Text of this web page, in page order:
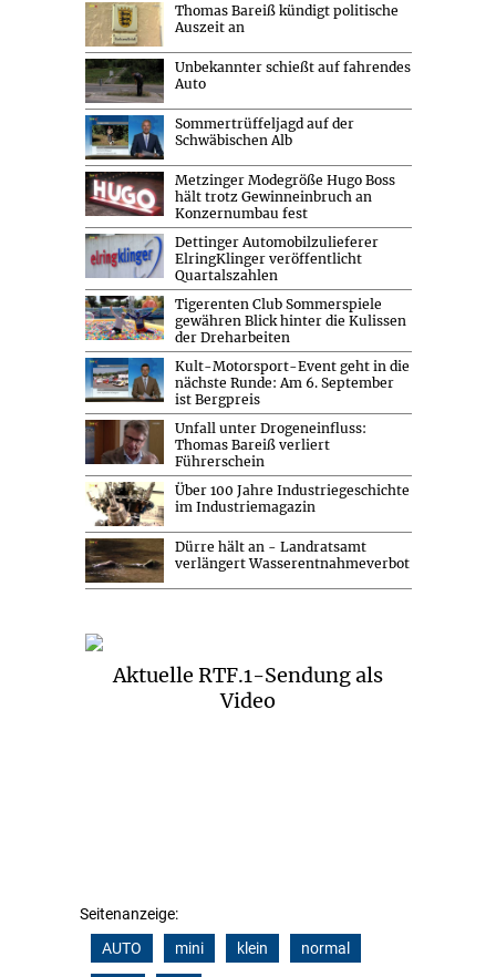
Thomas Bareiß kündigt politische
Auszeit an
Unbekannter schießt auf fahrendes
Auto
Sommertrüffeljagd auf der
Schwäbischen Alb
Metzinger Modegröße Hugo Boss
hält trotz Gewinneinbruch an
Konzernumbau fest
Dettinger Automobilzulieferer
ElringKlinger veröffentlicht
Quartalszahlen
Tigerenten Club Sommerspiele
gewähren Blick hinter die Kulissen
der Dreharbeiten
Kult-Motorsport-Event geht in die
nächste Runde: Am 6. September
ist Bergpreis
Unfall unter Drogeneinfluss:
Thomas Bareiß verliert
Führerschein
Über 100 Jahre Industriegeschichte
im Industriemagazin
Dürre hält an - Landratsamt
verlängert Wasserentnahmeverbot
Aktuelle RTF.1-Sendung als
Video
Seitenanzeige:
AUTO
mini klein normal